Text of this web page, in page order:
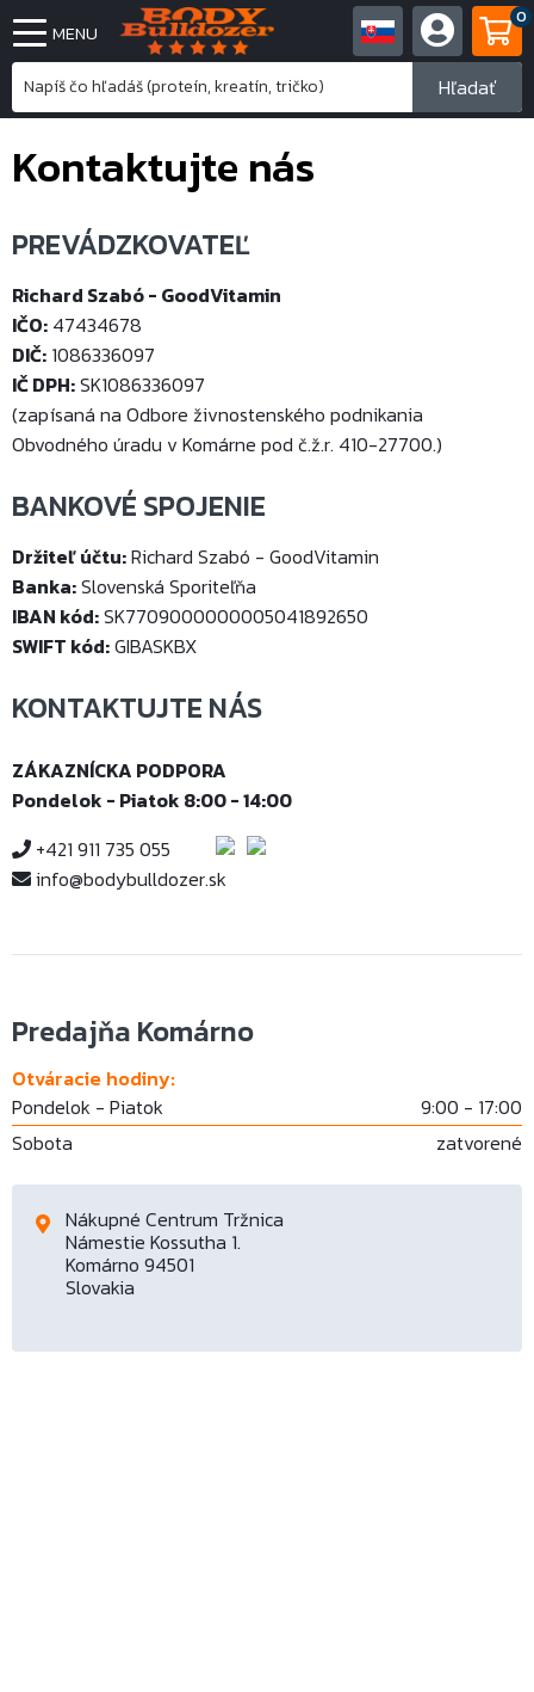
MENU
Hľadať
0
Kontaktujte nás
PREVÁDZKOVATEĽ
Richard Szabó - GoodVitamin
IČO: 47434678
DIČ: 1086336097
IČ DPH:SK1086336097
(zapísaná na Odbore živnostenského podnikania
Obvodného úradu v Komárne pod č.ž.r. 410-27700.)
BANKOVÉ SPOJENIE
Držiteľ účtu:Richard Szabó - GoodVitamin
Banka:Slovenská Sporiteľňa
IBAN kód:SK7709000000005041892650
SWIFT kód:GIBASKBX
KONTAKTUJTE NÁS
ZÁKAZNÍCKA PODPORA
Pondelok - Piatok 8:00 - 14:00
+421 911 735 055
info@bodybulldozer.sk
Predajňa Komárno
Otváracie hodiny:
Pondelok - Piatok
9:00 - 17:00
Sobota
zatvorené
Nákupné Centrum Tržnica
Námestie Kossutha 1.
Komárno 94501
Slovakia